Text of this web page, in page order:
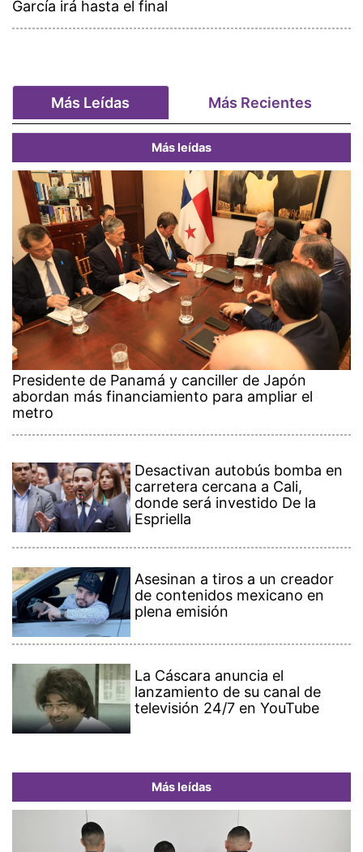
García irá hasta el final
Más Leídas Más Recientes
Más leídas
Presidente de Panamá y canciller de Japón
abordan más financiamiento para ampliar el
metro
Desactivan autobús bomba en
carretera cercana a Cali,
donde será investido De la
Espriella
Asesinan a tiros a un creador
de contenidos mexicano en
plena emisión
La Cáscara anuncia el
lanzamiento de su canal de
televisión 24/7 en YouTube
Más leídas